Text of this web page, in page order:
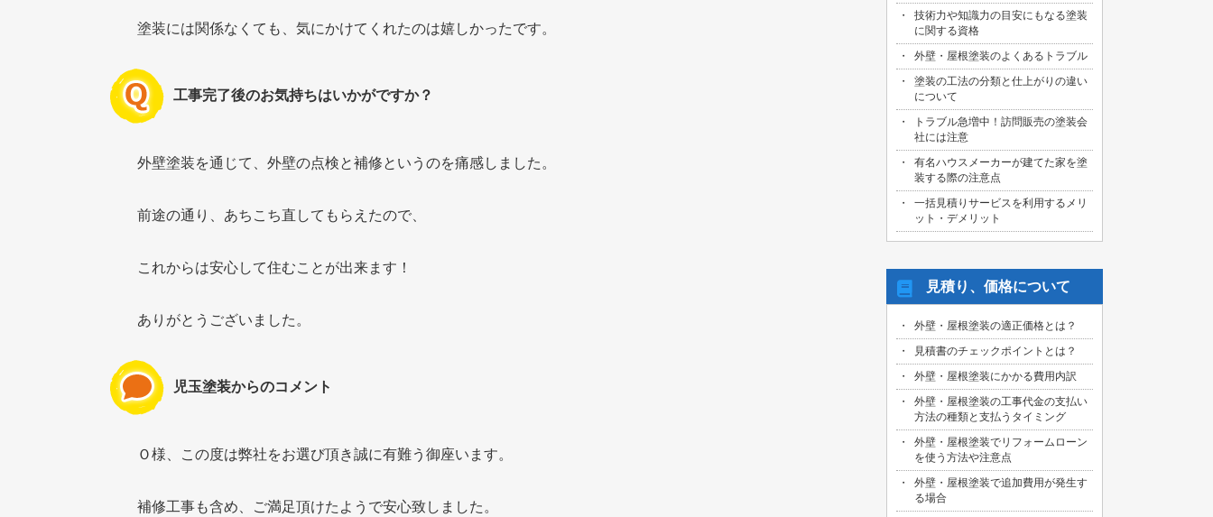
塗装には関係なくても、気にかけてくれたのは嬉しかったです。
工事完了後のお気持ちはいかがですか？
外壁塗装を通じて、外壁の点検と補修というのを痛感しました。
前途の通り、あちこち直してもらえたので、
これからは安心して住むことが出来ます！
ありがとうございました。
児玉塗装からのコメント
Ｏ様、この度は弊社をお選び頂き誠に有難う御座います。
補修工事も含め、ご満足頂けたようで安心致しました。
技術力や知識力の目安にもなる塗装
に関する資格
外壁・屋根塗装のよくあるトラブル
塗装の工法の分類と仕上がりの違い
について
トラブル急増中！訪問販売の塗装会
社には注意
有名ハウスメーカーが建てた家を塗
装する際の注意点
一括見積りサービスを利用するメリ
ット・デメリット
見積り、価格について
外壁・屋根塗装の適正価格とは？
見積書のチェックポイントとは？
外壁・屋根塗装にかかる費用内訳
外壁・屋根塗装の工事代金の支払い
方法の種類と支払うタイミング
外壁・屋根塗装でリフォームローン
を使う方法や注意点
外壁・屋根塗装で追加費用が発生す
る場合